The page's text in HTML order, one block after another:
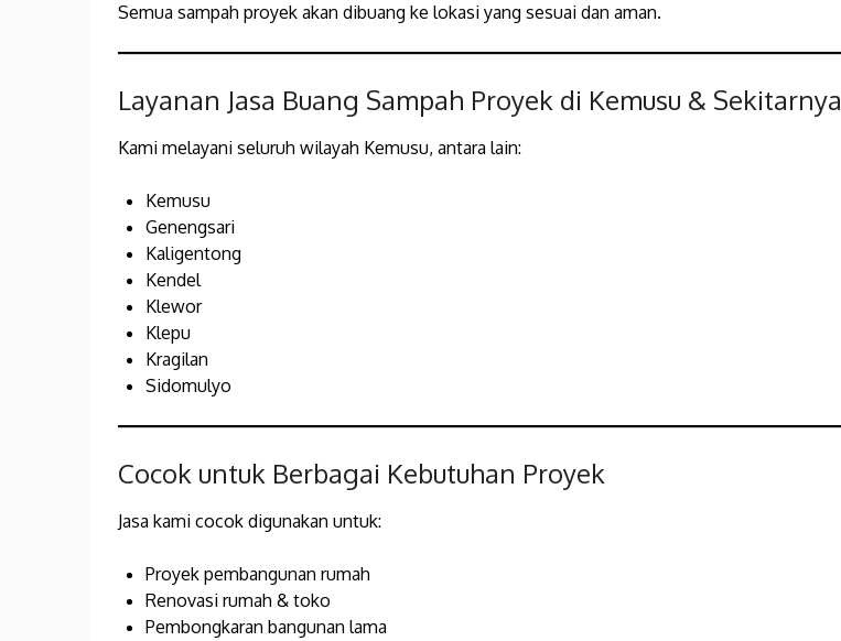
Semua sampah proyek akan dibuang ke lokasi yang sesuai dan aman.
Layanan Jasa Buang Sampah Proyek di Kemusu & Sekitarnya
Kami melayani seluruh wilayah Kemusu, antara lain:
Kemusu
Genengsari
Kaligentong
Kendel
Klewor
Klepu
Kragilan
Sidomulyo
Cocok untuk Berbagai Kebutuhan Proyek
Jasa kami cocok digunakan untuk:
Proyek pembangunan rumah
Renovasi rumah & toko
Pembongkaran bangunan lama